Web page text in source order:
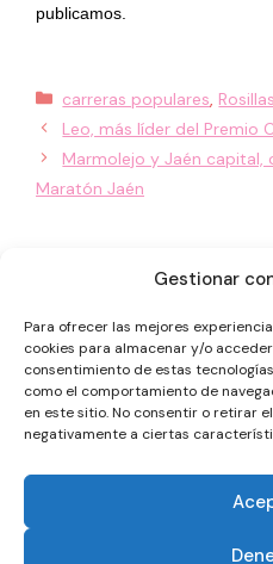
Gestionar
Para ofrecer las mejores
cookies para almacenar y/o
consentimiento de estas
como el comportamiento de
en este sitio. No consentir o retirar
negativamente a ciertas
publicamos.
Categorías
carreras populares
Leo, más líder del Premio
Marmolejo y Jaén capital,
Maratón Jaén
PREMIO
EL
CLUB